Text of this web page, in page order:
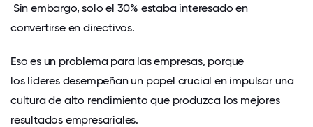
Sin embargo, solo el 30% estaba interesado en
convertirse en directivos.
Eso es un problema para las empresas, porque
los líderes desempeñan un papel crucial en impulsar una
cultura de alto rendimiento que produzca los mejores
resultados empresariales.